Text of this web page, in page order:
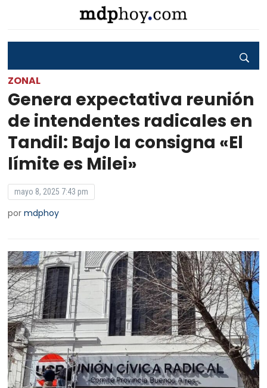
ZONAL
Genera expectativa reunión
de intendentes radicales en
Tandil: Bajo la consigna «El
límite es Milei»
mayo 8, 2025 7:43 pm
pormdphoy